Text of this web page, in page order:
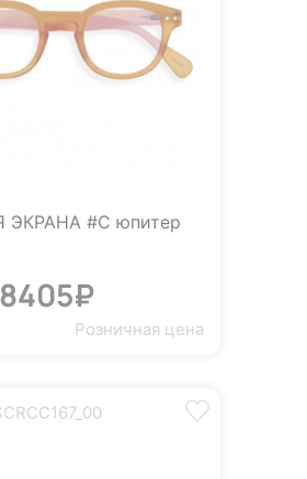
ЭКРАНА #C юпитер
8405₽
Розничная цена